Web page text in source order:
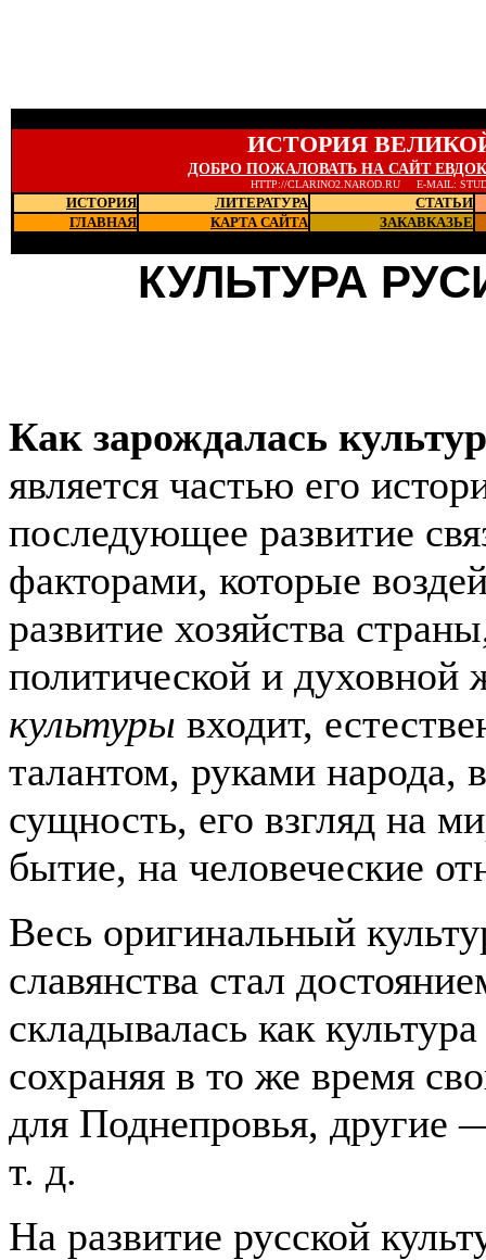
ИСТОРИЯ
ДОБРО ПОЖАЛОВАТЬ НА САЙТ
HTTP://CLARINO2.NAROD.RU E-MAIL:
ИСТОРИЯ ЛИТЕРАТУРА
СТАТЬИ
ГЛАВНАЯ
КАРТА САЙТА
ЗАКАВКАЗЬЕ
КУЛЬТУРА
Как зарождалась
является частью его
последующее развитие
факторами, которые
развитие хозяйства
политической и
культуры входит,
талантом, руками народа,
сущность, его взгляд на
бытие, на человеческие
Весь оригинальный
славянства стал
складывалась как
сохраняя в то же время
для Поднепровья, другие
т. д.
На развитие русской